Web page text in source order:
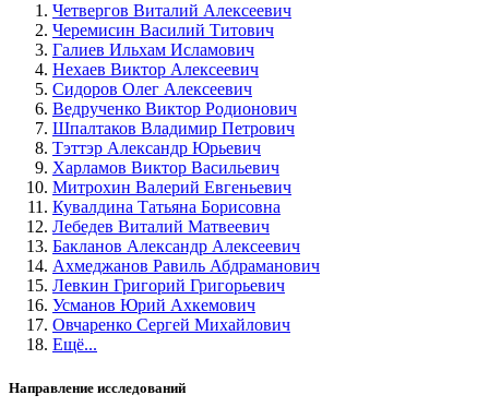
Четвергов Виталий Алексеевич
Черемисин Василий Титович
Галиев Ильхам Исламович
Нехаев Виктор Алексеевич
Сидоров Олег Алексеевич
Ведрученко Виктор Родионович
Шпалтаков Владимир Петрович
Тэттэр Александр Юрьевич
Харламов Виктор Васильевич
Митрохин Валерий Евгеньевич
Кувалдина Татьяна Борисовна
Лебедев Виталий Матвеевич
Бакланов Александр Алексеевич
Ахмеджанов Равиль Абдраманович
Левкин Григорий Григорьевич
Усманов Юрий Ахкемович
Овчаренко Сергей Михайлович
Ещё...
Направление исследований